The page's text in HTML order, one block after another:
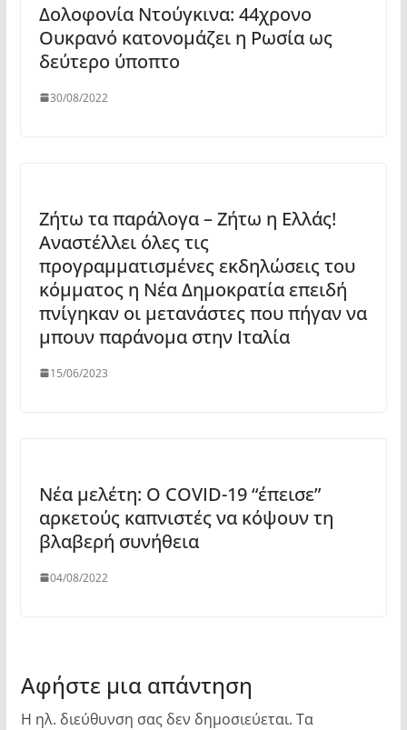
Δολοφονία Ντούγκινα: 44χρονο
Ουκρανό κατονομάζει η Ρωσία ως
δεύτερο ύποπτο
30/08/2022
Ζήτω τα παράλογα – Ζήτω η Ελλάς!
Αναστέλλει όλες τις
προγραμματισμένες εκδηλώσεις του
κόμματος η Νέα Δημοκρατία επειδή
πνίγηκαν οι μετανάστες που πήγαν να
μπουν παράνομα στην Ιταλία
15/06/2023
Νέα μελέτη: Ο COVID-19 “έπεισε”
αρκετούς καπνιστές να κόψουν τη
βλαβερή συνήθεια
04/08/2022
Αφήστε μια απάντηση
Η ηλ. διεύθυνση σας δεν δημοσιεύεται. Τα